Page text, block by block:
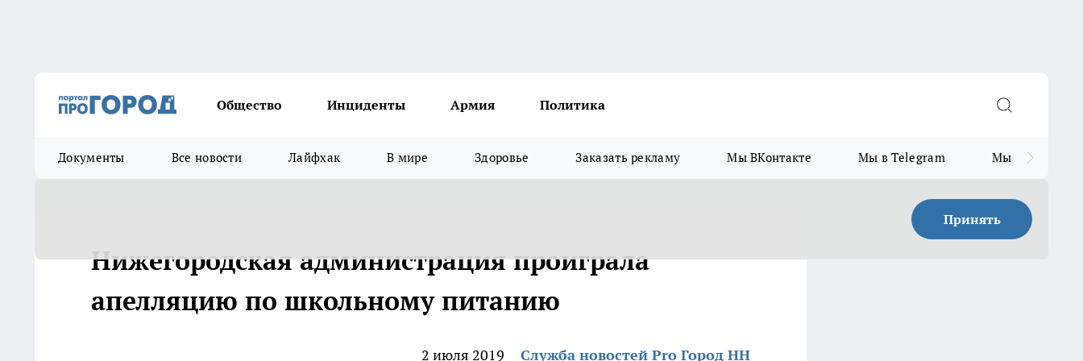
Общество Инциденты Армия Политика
Документы Все новости Лайфхак В мире Здоровье Заказать рекламу Мы ВКонтакте Мы в Telegram Мы в MAX
Принять
Нижегородская администрация проиграла
апелляцию по школьному питанию
2 июля 2019 Служба новостей Pro Город НН